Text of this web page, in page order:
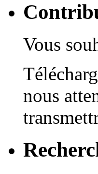
Vous
nous